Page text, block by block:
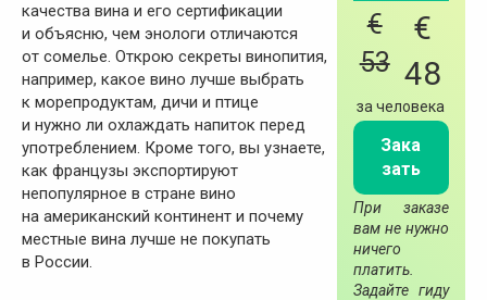
€
53
€
48
за человека
Зака
зать
При заказе
вам не нужно
ничего
платить.
Задайте гиду
качества вина и его сертификации
и объясню, чем энологи отличаются
от сомелье. Открою секреты винопития,
например, какое вино лучше выбрать
к морепродуктам, дичи и птице
и нужно ли охлаждать напиток перед
употреблением. Кроме того, вы узнаете,
как французы экспортируют
непопулярное в стране вино
на американский континент и почему
местные вина лучше не покупать
в России.